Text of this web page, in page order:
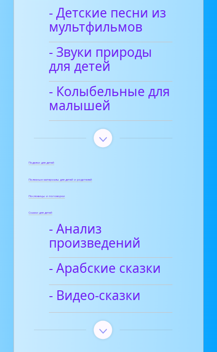
- Детские песни из
мультфильмов
- Звуки природы
для детей
- Колыбельные для
малышей
Поделки для детей
Полезные материалы для детей и родителей
Пословицы и поговорки
Сказки для детей
- Анализ
произведений
- Арабские сказки
- Видео-сказки